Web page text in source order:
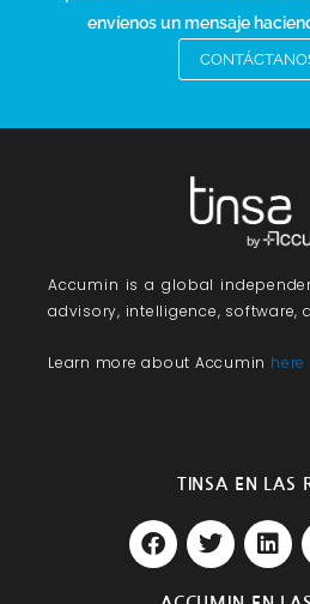
envíenos un mensaje
Accumin is a global
advisory, intelligence, software,
Learn more about Accumin here
TINSA EN LAS
F
a
T
w
L
i